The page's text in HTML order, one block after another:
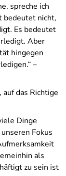
spreche ich
bedeutet nicht,
Es bedeutet
Aber
hingegen
–
das Richtige
Dinge
Fokus
als
zu sein ist